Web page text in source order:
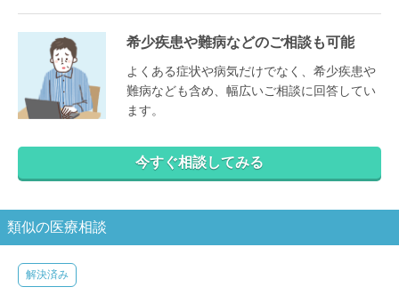
希少疾患や難病などのご相談も可能
よくある症状や病気だけでなく、希少疾患や
難病なども含め、幅広いご相談に回答してい
ます。
今すぐ相談してみる
類似の医療相談
解決済み